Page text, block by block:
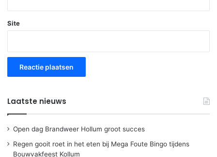
Site
Laatste nieuws
Open dag Brandweer Hollum groot succes
Regen gooit roet in het eten bij Mega Foute Bingo tijdens
Bouwvakfeest Kollum